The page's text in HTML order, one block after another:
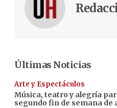
Últimas Noticias
Arte y Espectáculos
Música, teatro y alegría
segundo fin de semana de